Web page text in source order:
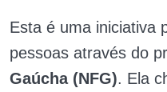
Esta é uma iniciativa
pessoas através do
Gaúcha (NFG). Ela